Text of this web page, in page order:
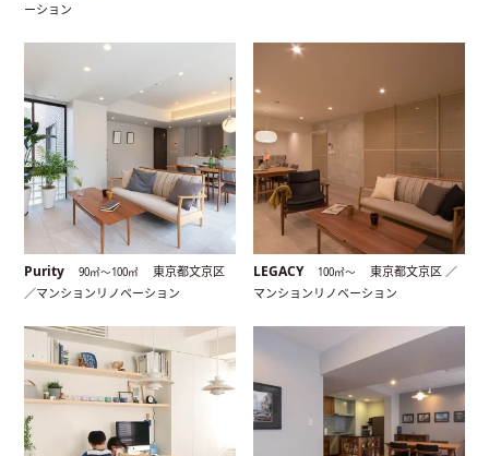
ーション
Purity 90㎡〜100㎡
東京都文京区
／マンションリノベーション
LEGACY 100㎡〜
東京都文京区 ／
マンションリノベーション